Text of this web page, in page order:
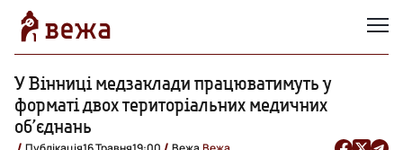
У Вінниці медзаклади працюватимуть у
форматі двох територіальних медичних
об’єднань